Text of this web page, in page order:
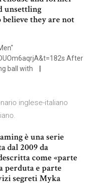
unsettling
they are not
After
ball with
inglese-italiano
è una serie
dal 2009 da
come «parte
perduta e parte
segreti Myka